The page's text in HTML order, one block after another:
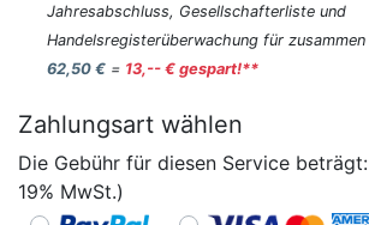
Jahresabschluss, Gesellschafterliste und
Handelsregisterüberwachung für zusammen
62,50 € = 13,-- € gespart!**
Zahlungsart wählen
Die Gebühr für diesen Service beträgt:
19% MwSt.)